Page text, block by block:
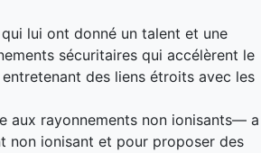
lui ont donné un talent et une
sécuritaires qui accélèrent le
des liens étroits avec les
aux rayonnements non ionisants— a
non ionisant et pour proposer des